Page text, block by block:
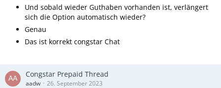
Und sobald wieder Guthaben vorhanden ist, verlängert
sich die Option automatisch wieder?
Genau
Das ist korrekt congstar Chat
Congstar Prepaid Thread
aadw 26. September 2023